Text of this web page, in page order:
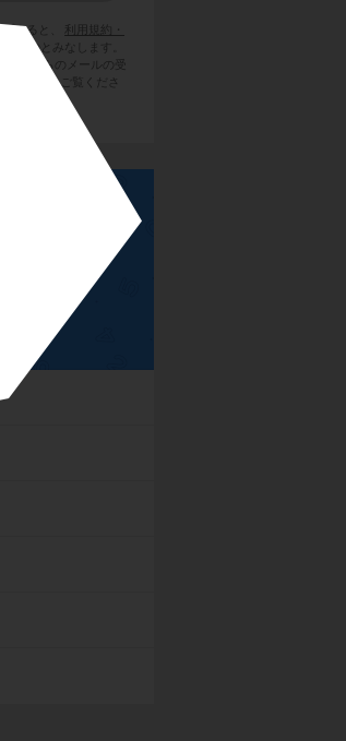
すると、
利用規約・
たものとみなします。
it.jp からのメールの受
をご覧くださ